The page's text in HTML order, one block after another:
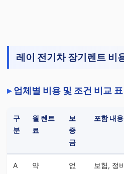
레이 전기차 장기렌트 비
업체별 비용 및 조건 비교 표
구
분
월 렌트
료
보
증
금
포함 내용
A
약
없
보험, 정